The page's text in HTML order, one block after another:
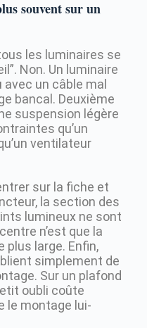
souvent sur un
les luminaires se
Non. Un luminaire
avec un câble mal
bancal. Deuxième
suspension légère
qu’un
ventilateur
sur la fiche et
la section des
lumineux ne sont
n’est que la
plus large. Enfin,
simplement de
Sur un plafond
oubli coûte
le montage lui-